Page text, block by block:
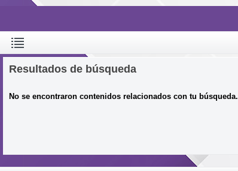
Resultados de búsqueda
No se encontraron contenidos relacionados con tu búsqueda.